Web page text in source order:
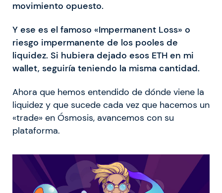
movimiento opuesto.
Y ese es el famoso «Impermanent Loss» o
riesgo impermanente de los pooles de
liquidez. Si hubiera dejado esos ETH en mi
wallet, seguiría teniendo la misma cantidad.
Ahora que hemos entendido de dónde viene la
liquidez y que sucede cada vez que hacemos un
«trade» en Ósmosis, avancemos con su
plataforma.